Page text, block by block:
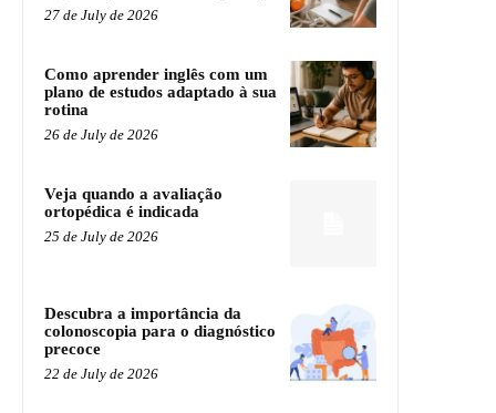
27 de July de 2026
Como aprender inglês com um
plano de estudos adaptado à sua
rotina
26 de July de 2026
Veja quando a avaliação
ortopédica é indicada
25 de July de 2026
Descubra a importância da
colonoscopia para o diagnóstico
precoce
22 de July de 2026